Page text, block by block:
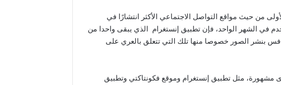
من حيث مواقع التواصل الاجتماعي الأكثر انتشارًا في
مستخدميه الى 1.8 مليون مستخدم في الشهر الواحد، فإن تطبيق إنستغرام الذي يبقى واحدا من
بنشر الصور خصوصا منها تلك التي تتعلق بالعري على
مشهورة، مثل تطبيق إنستغرام وموقع فكونتاكتي وتطبيق